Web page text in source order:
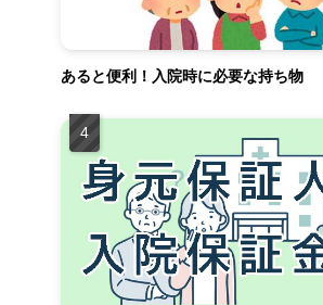
あると便利！入院時に必要な持ち物